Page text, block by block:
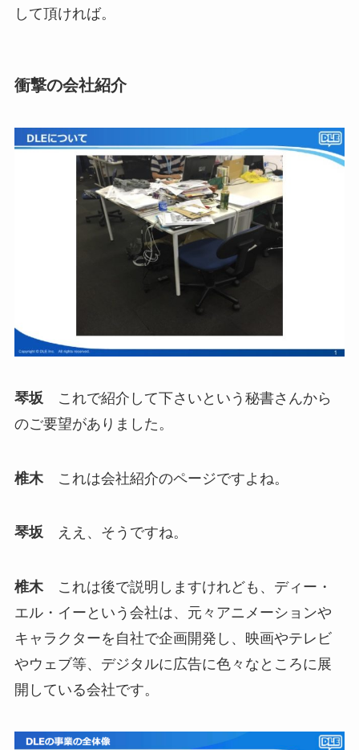
して頂ければ。
衝撃の会社紹介
琴坂 これで紹介して下さいという秘書さんから
のご要望がありました。
椎木これは会社紹介のページですよね。
琴坂ええ、そうですね。
椎木これは後で説明しますけれども、ディー・
エル・イーという会社は、元々アニメーションや
キャラクターを自社で企画開発し、映画やテレビ
やウェブ等、デジタルに広告に色々なところに展
開している会社です。